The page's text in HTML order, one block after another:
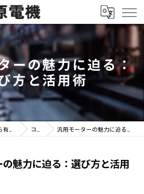
ーの魅力に迫る：
方と活用術
コラム 汎用モーターの魅力に迫る：選び方と活用術
魅力に迫る：選び方と活用